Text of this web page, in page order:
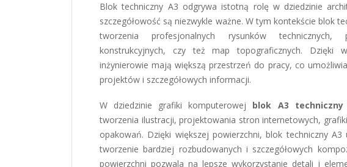
Blok techniczny A3 odgrywa istotną rolę w dziedzinie
szczegółowość są niezwykle ważne. W tym kontekście blok
tworzenia profesjonalnych rysunków technicznych,
konstrukcyjnych, czy też map topograficznych. Dzięki
inżynierowie mają większą przestrzeń do pracy, co
projektów i szczegółowych informacji.
W dziedzinie grafiki komputerowej blok A3 techniczny
tworzenia ilustracji, projektowania stron internetowych,
opakowań. Dzięki większej powierzchni, blok techniczny
tworzenie bardziej rozbudowanych i szczegółowych
powierzchni pozwala na lepsze wykorzystanie detali i